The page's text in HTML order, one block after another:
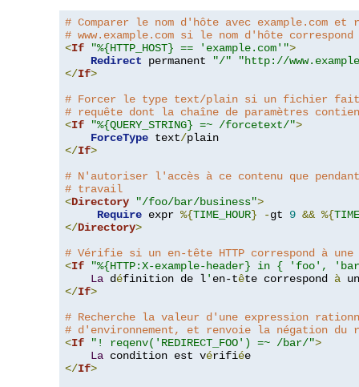
# Comparer le nom d'hôte avec example.com
# www.example.com si le nom d'hôte correspond
<If "%{HTTP_HOST} == 'example.com'">
Redirect permanent "/"
"http://
</If>
# Forcer le type text/plain si un fichier
# requête dont la chaîne de paramètres
<If "%{QUERY_STRING} =~ /forcetext/">
ForceType text/
</If>
# N'autoriser l'accès à ce contenu que
# travail
<Directory "/foo/bar/business">
Require expr %{TIME_HOUR} -gt 9 && %{
</Directory>
# Vérifie si un en-tête HTTP correspond à
<If
"%{HTTP:X-example-header} in { 'foo',
La définition de l' en-tête correspond à
</If>
# Recherche la valeur d'une expression
# d'environnement, et renvoie la négation du
<If "! reqenv('REDIRECT_FOO') =~ /bar/">
La condition est vérifié
</If>